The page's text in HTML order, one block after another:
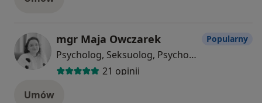
mgr Maja Owczarek
Psycholog, Seksuolog, Psychotraumatolog
21 opinii
Popularny
Umów